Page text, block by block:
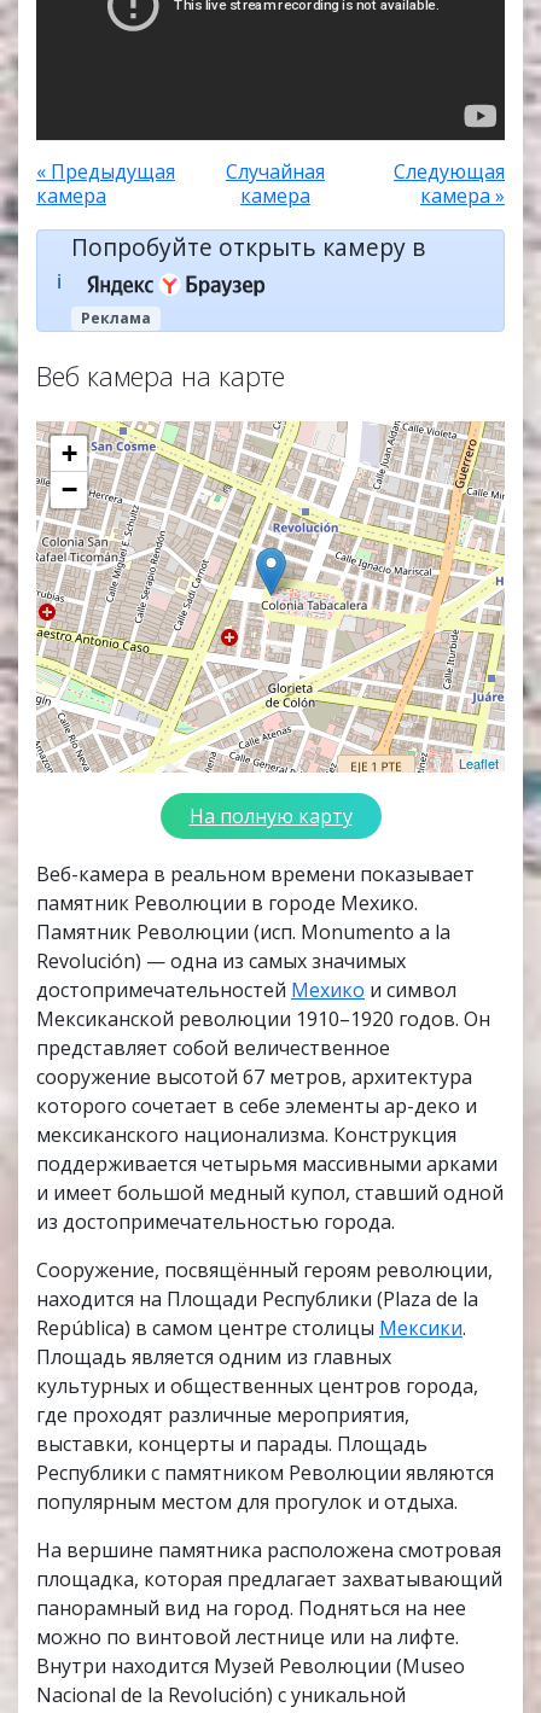
« Предыдущая
камера
Случайная
камера
Следующая
камера »
ℹ️
Попробуйте открыть камеру в
Реклама
Веб камера на карте
+
−
Leaflet
На полную карту
Веб-камера в реальном времени показывает
памятник Революции в городе Мехико.
Памятник Революции (исп. Monumento a la
Revolución) — одна из самых значимых
достопримечательностей Мехико и символ
Мексиканской революции 1910–1920 годов. Он
представляет собой величественное
сооружение высотой 67 метров, архитектура
которого сочетает в себе элементы ар-деко и
мексиканского национализма. Конструкция
поддерживается четырьмя массивными арками
и имеет большой медный купол, ставший одной
из достопримечательностью города.
Сооружение, посвящённый героям революции,
находится на Площади Республики (Plaza de la
República) в самом центре столицы Мексики.
Площадь является одним из главных
культурных и общественных центров города,
где проходят различные мероприятия,
выставки, концерты и парады. Площадь
Республики с памятником Революции являются
популярным местом для прогулок и отдыха.
На вершине памятника расположена смотровая
площадка, которая предлагает захватывающий
панорамный вид на город. Подняться на нее
можно по винтовой лестнице или на лифте.
Внутри находится Музей Революции (Museo
Nacional de la Revolución) с уникальной